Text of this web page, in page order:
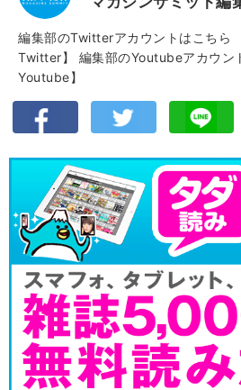
編集部のTwitterアカウントはこちら
Twitter】
編集部のYoutubeアカウン
Youtube】